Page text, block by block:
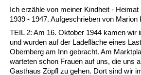
Ich erzähle von meiner Kindheit -
1939 - 1947. Aufgeschrieben von Marion
TEIL 2: Am 16. Oktober 1944 kamen wir
und wurden auf der Ladefläche eines
Obernberg am Inn gebracht. Am
warteten schon Frauen auf uns, die uns
Gasthaus Zöpfl zu gehen. Dort sind wir